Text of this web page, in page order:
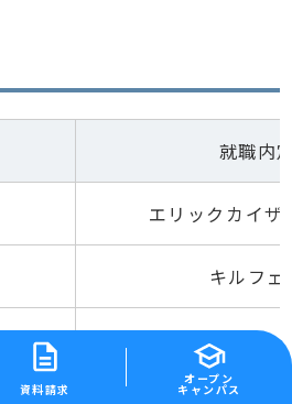
就職内
エリックカイザ
キルフ
ホテルオー
資料請求
オープン
キャンパス